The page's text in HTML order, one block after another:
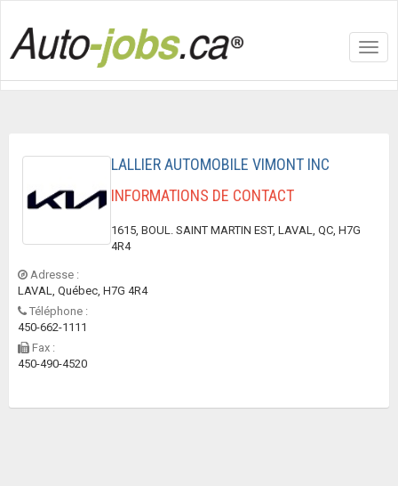
LALLIER AUTOMOBILE VIMONT INC
INFORMATIONS DE CONTACT
Adresse :
1615, BOUL. SAINT MARTIN EST, LAVAL, QC, H7G
4R4
LAVAL, Québec, H7G 4R4
Téléphone :
450-662-1111
Fax :
450-490-4520